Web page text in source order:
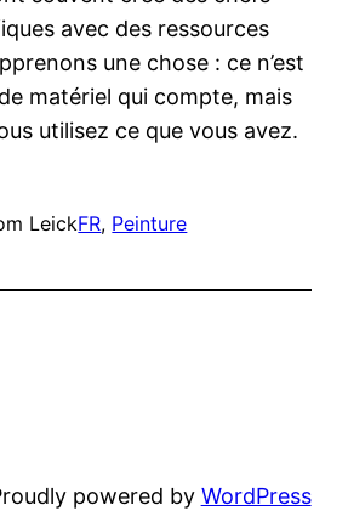
avec des ressources
une chose : ce n’est
matériel qui compte, mais
utilisez ce que vous avez.
LeickFR, Peinture
powered by WordPress